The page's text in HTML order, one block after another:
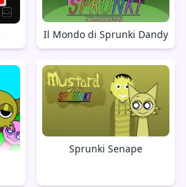
Il Mondo di Sprunki Dandy
Sprunki Senape